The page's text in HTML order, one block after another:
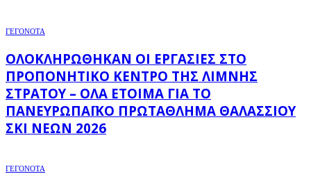
ΓΕΓΟΝΟΤΑ
ΟΛΟΚΛΗΡΏΘΗΚΑΝ ΟΙ ΕΡΓΑΣΊΕΣ ΣΤΟ
ΠΡΟΠΟΝΗΤΙΚΌ ΚΈΝΤΡΟ ΤΗΣ ΛΊΜΝΗΣ
ΣΤΡΆΤΟΥ – ΌΛΑ ΈΤΟΙΜΑ ΓΙΑ ΤΟ
ΠΑΝΕΥΡΩΠΑΪΚΌ ΠΡΩΤΆΘΛΗΜΑ ΘΑΛΆΣΣΙΟΥ
ΣΚΙ ΝΈΩΝ 2026
ΓΕΓΟΝΟΤΑ